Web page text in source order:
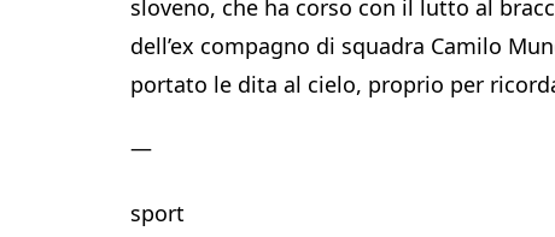
sloveno, che ha corso con il lutto al
dell’ex compagno di squadra Camilo
portato le dita al cielo, proprio per
—
sport